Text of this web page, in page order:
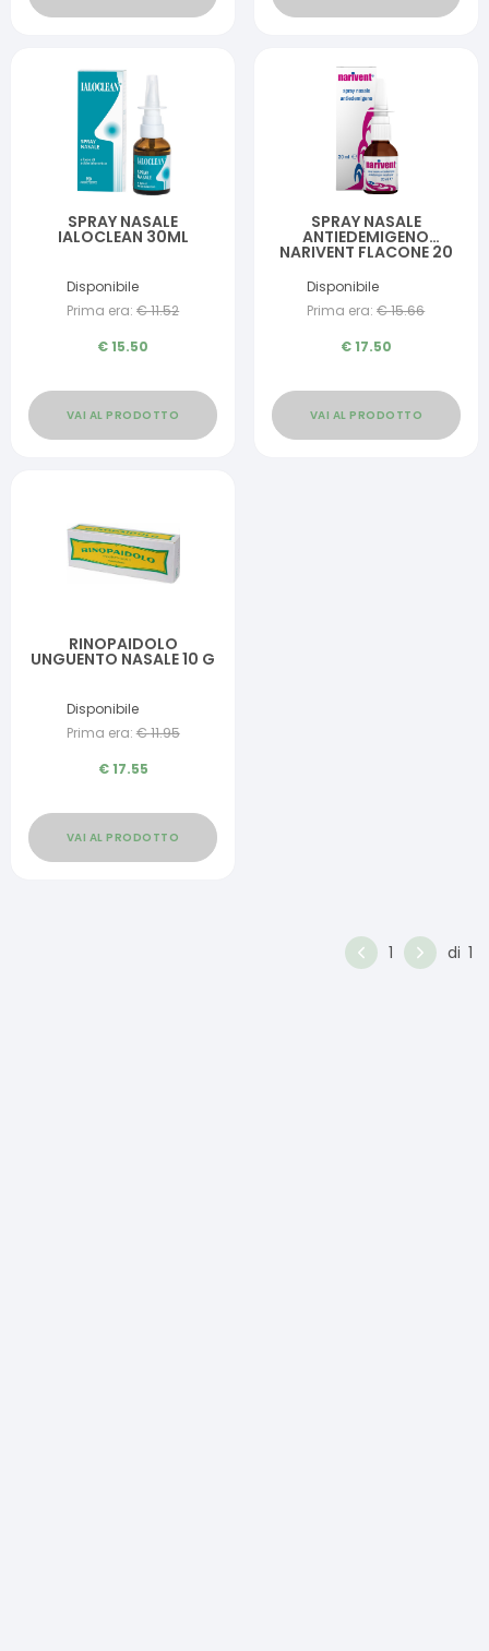
SPRAY NASALE
IALOCLEAN 30ML
Disponibile
Prima era: €11.52
€15.50
VAI AL PRODOTTO
SPRAY NASALE
ANTIEDEMIGENO
NARIVENT FLACONE 20
Disponibile
Prima era: €15.66
€17.50
VAI AL PRODOTTO
RINOPAIDOLO
UNGUENTO NASALE 10 G
Disponibile
Prima era: €11.95
€17.55
VAI AL PRODOTTO
1 di 1